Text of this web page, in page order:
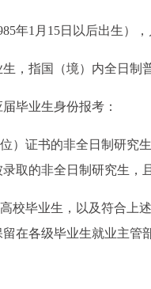
年1月15日以后出生），
生，指国（境）内全日
毕业生身份报考：
）证书的非全日制研
取的非全日制研究生，
校毕业生，以及符合
在各级毕业生就业主